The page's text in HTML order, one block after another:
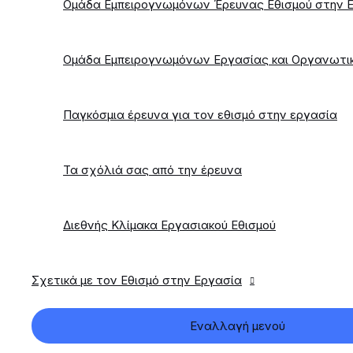
Ομάδα Εμπειρογνωμόνων Έρευνας Εθισμού στην
Ομάδα Εμπειρογνωμόνων Εργασίας και
Παγκόσμια έρευνα για τον εθισμό στην εργασία
Τα σχόλιά σας από την έρευνα
Διεθνής Κλίμακα Εργασιακού Εθισμού
Σχετικά με τον Εθισμό στην Εργασία
Εναλλαγή μενού